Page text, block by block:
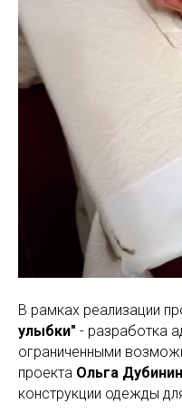
В рамках реализации
улыбки" - разработка
ограниченными
проекта Ольга
конструкции одежды